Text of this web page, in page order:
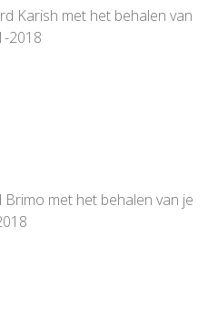
Karish met het behalen van
2018
Brimo met het behalen van je